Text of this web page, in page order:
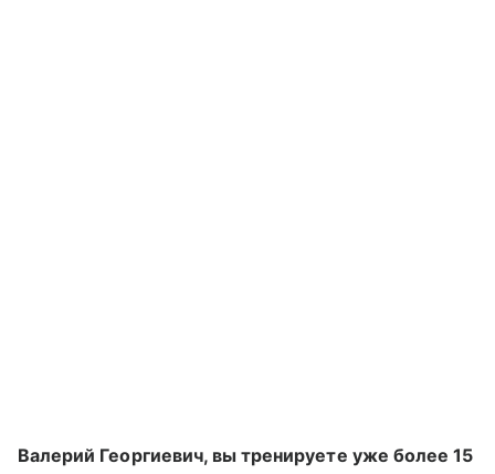
Валерий Георгиевич, вы тренируете уже более 15